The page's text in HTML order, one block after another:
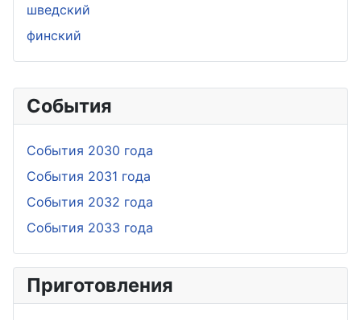
События
События 2030 года
События 2031 года
События 2032 года
События 2033 года
Приготовления
шведский
финский